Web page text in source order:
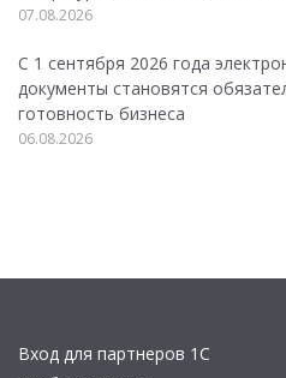
07.08.2026
С 1 сентября 2026 года
документы становятся
готовность бизнеса
06.08.2026
Вход для партнеров 1С